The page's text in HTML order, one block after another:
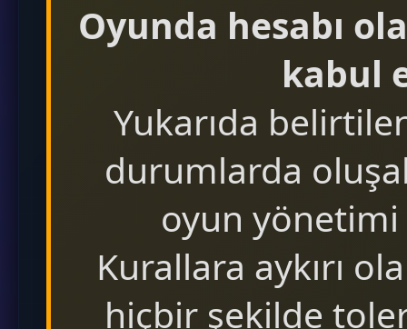
Oyunda hesabı
kabul
Yukarıda
durumlarda
oyun
Kurallara aykırı
hiçbir şekilde